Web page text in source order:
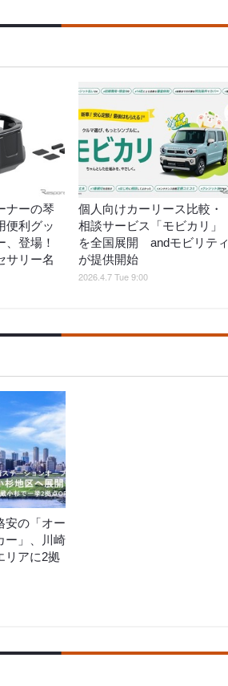
ナーの琴
便利グッ
、登場！
サリー名
個人向けカーリース比較・
相談サービス「モビカリ」
を全国展開 andモビリティ
が提供開始
2026.4.7 Tue 9:00
安の「オー
ー」、川崎
リアに2拠